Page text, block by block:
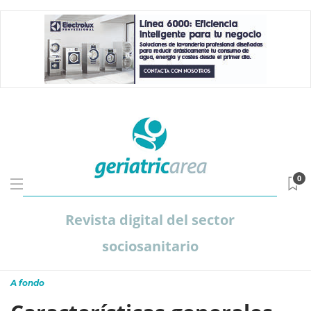
Revista digital del sector
sociosanitario
0
A fondo